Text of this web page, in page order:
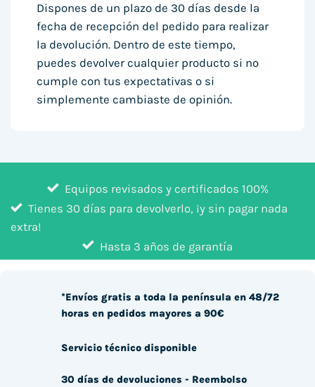
Dispones de un plazo de 30 días desde la
fecha de recepción del pedido para realizar
la devolución. Dentro de este tiempo,
puedes devolver cualquier producto si no
cumple con tus expectativas o si
simplemente cambiaste de opinión.
Equipos revisados y certificados 100%
Tienes 30 días para devolverlo, ¡y sin pagar nada
extra!
Hasta 3 años de garantía
*Envíos gratis a toda la península en 48/72
horas en pedidos mayores a 90€
Servicio técnico disponible
30 días de devoluciones - Reembolso